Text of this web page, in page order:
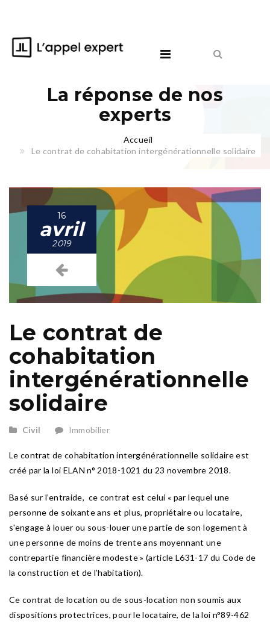
La réponse de nos
experts
Accueil
Le contrat de cohabitation intergénérationnelle solidaire
16
avril
2019
Le contrat de
cohabitation
intergénérationnelle
solidaire
Civil Immobilier
Le contrat de cohabitation intergénérationnelle solidaire est
créé par la loi ELAN n° 2018-1021 du 23 novembre 2018.
Basé sur l’entraide, ce contrat est celui « par lequel une
personne de soixante ans et plus, propriétaire ou locataire,
s'engage à louer ou sous-louer une partie de son logement à
une personne de moins de trente ans moyennant une
contrepartie financière modeste » (article L631-17 du Code de
la construction et de l’habitation).
Ce contrat de location ou de sous-location non soumis aux
dispositions protectrices, pour le locataire, de la loi n°89-462